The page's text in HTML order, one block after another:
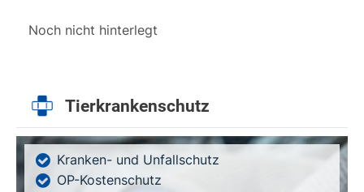
Noch nicht hinterlegt
Tierkrankenschutz
Kranken- und Unfallschutz
OP-Kostenschutz